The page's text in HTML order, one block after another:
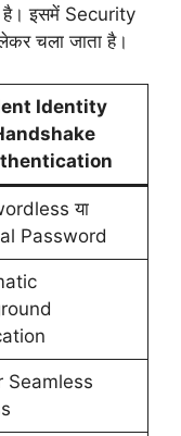
है। इसमें Security
चला जाता है।
Identity
या
Password
Seamless